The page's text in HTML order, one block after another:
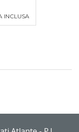
INCLUSA